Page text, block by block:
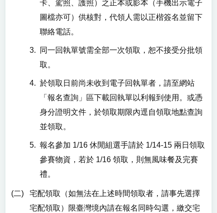
卡、駕照、護照）之正本或影本（手機出示電子
圖檔亦可）供核對，代領人需以正楷簽名並留下
聯絡電話。
3.
同一回執單號需全部一次領取，恕不接受分批領
取。
4. 於領取日前尚未收到電子回執單者，請至網站
「報名查詢」區下載回執單以利報到使用。或憑
身分證明文件，於領取期限內逕自領取地點查詢
並領取。
5. 報名參加 1/16 休閒組選手請於 1/14-15 兩日領取
參賽物資，若於 1/16 領取，則無風味餐及完賽
禮。
(二)
宅配領取（如無法在上述時間領取者，請事先選擇
宅配領取）限臺灣境內請在報名同時勾選，繳交宅